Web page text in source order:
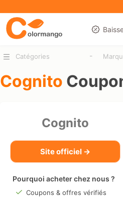
Catégories -
Cognito
Cognito
Site officiel →
Pourquoi acheter chez nous ?
Coupons & offres vérifiés